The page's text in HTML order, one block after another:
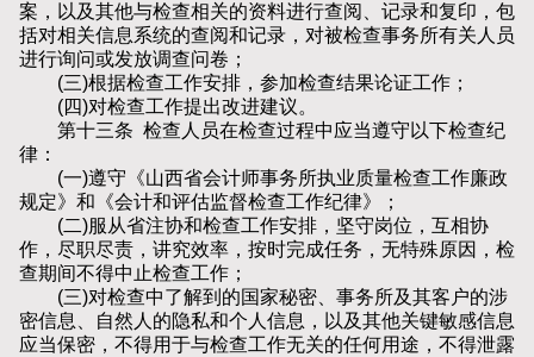
案，以及其他与检查相关的资料进行查阅、记录和复印，包
括对相关信息系统的查阅和记录，对被检查事务所有关人员
进行询问或发放调查问卷；
(三)根据检查工作安排，参加检查结果论证工作；
(四)对检查工作提出改进建议。
第十三条 检查人员在检查过程中应当遵守以下检查纪
律：
(一)遵守《山西省会计师事务所执业质量检查工作廉政
规定》和《会计和评估监督检查工作纪律》；
(二)服从省注协和检查工作安排，坚守岗位，互相协
作，尽职尽责，讲究效率，按时完成任务，无特殊原因，检
查期间不得中止检查工作；
(三)对检查中了解到的国家秘密、事务所及其客户的涉
密信息、自然人的隐私和个人信息，以及其他关键敏感信息
应当保密，不得用于与检查工作无关的任何用途，不得泄露